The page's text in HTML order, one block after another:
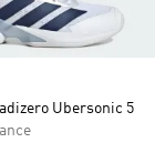
Ubersonic 5